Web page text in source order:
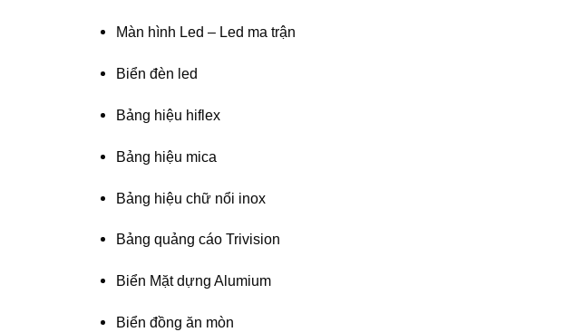
Màn hình Led – Led ma trận
Biển đèn led
Bảng hiệu hiflex
Bảng hiệu mica
Bảng hiệu chữ nổi inox
Bảng quảng cáo Trivision
Biển Mặt dựng Alumium
Biển đồng ăn mòn